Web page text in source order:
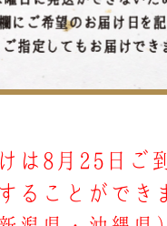
は8月25日ご
ることができ